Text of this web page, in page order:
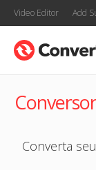
Video Editor Add
Converta